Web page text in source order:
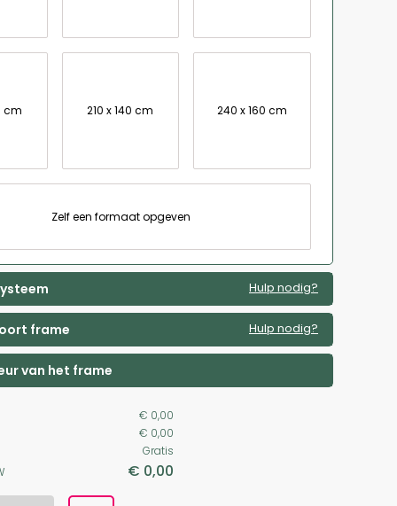
cm 210 x 140 cm 240 x 160 cm
Zelf een formaat opgeven
Hulp nodig?
frame Hulp nodig?
van het frame
€ 0,00
€ 0,00
Gratis
€ 0,00